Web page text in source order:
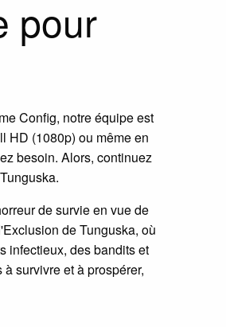
pour
Config, notre équipe est
HD (1080p) ou même en
besoin. Alors, continuez
de survie en vue de
de Tunguska, où
infectieux, des bandits et
survivre et à prospérer,